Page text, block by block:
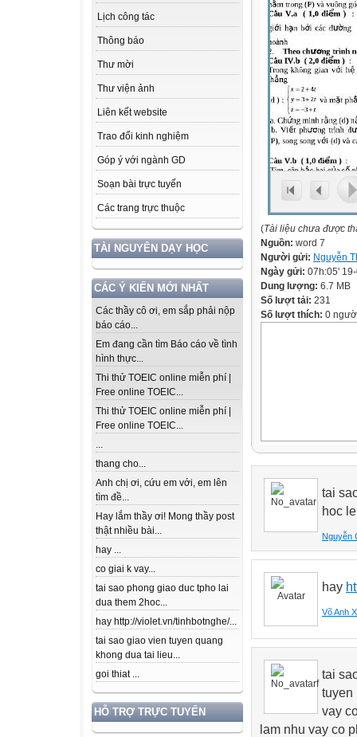
Lịch công tác
Thông báo
Thư mời
Thư viện ảnh
Liên kết website
Trao đổi kinh nghiệm
Góp ý với ngành GD
Soạn bài trực tuyến
Các trang trực thuộc
TÀI NGUYÊN DẠY HỌC
CÁC Ý KIẾN MỚI NHẤT
Các thầy cô ơi, em sắp phải nộp
báo cáo...
Em đang cần tìm Báo cáo về tình
hình thực...
Thi thử TOEIC online miễn phí |
Free online TOEIC...
Thi thử TOEIC online miễn phí |
Free online TOEIC...
...
thang cho...
Anh chị ơi, cứu em với, em lên
tìm đề...
Hay lắm thầy ơi! Mong thầy post
thật nhiều bài...
hay ...
co giai k vay...
tai sao phong giao duc tpho lai
dua them 2hoc...
hay http://violet.vn/tinhbotnghe/...
tai sao giao vien tuyen quang
khong dua tai lieu...
goi thiat ...
HỖ TRỢ TRỰC TUYẾN
(Tài liệu chưa được
Nguồn: word 7
Người gửi: Nguyễn
Ngày gửi: 07h:05'
Dung lượng: 6.7 MB
Số lượt tải: 231
Số lượt thích: 0
tai
hoc
Nguyễn
hay
Võ Anh
tai
tuyen
vay
lam nhu vay co